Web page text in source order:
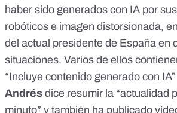
haber sido generados con IA por
robóticos e imagen distorsionada,
del actual presidente de España en
situaciones. Varios de ellos
“Incluye contenido generado con IA
Andrés dice resumir la “actualidad
minuto” y también ha publicado